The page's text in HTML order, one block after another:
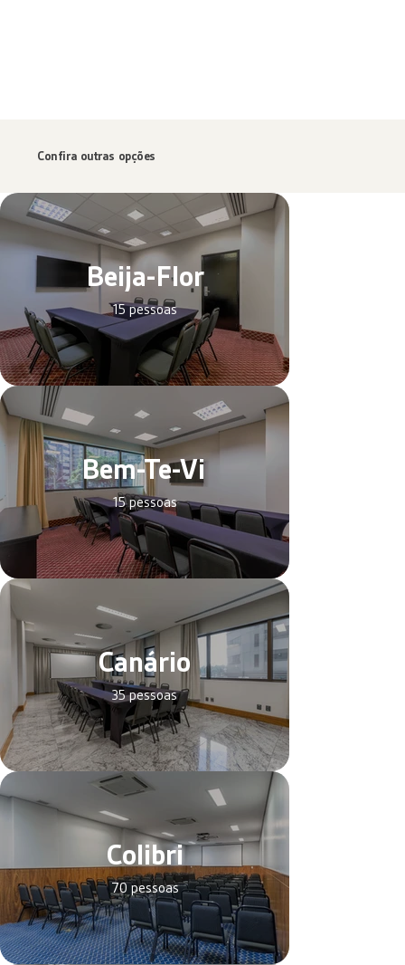
Confira outras opções
Beija-Flor
15 pessoas
Bem-Te-Vi
15 pessoas
Canário
35 pessoas
Colibri
70 pessoas